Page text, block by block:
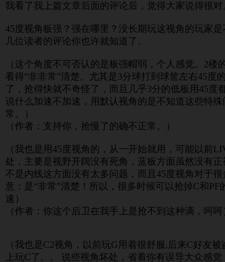
我看了我上篇文章后面的评论后，觉得大家说得很对
45度视角板强？强在哪里？没长期玩这视角的玩家
几位读者的评论你也许就知道了。
（这个角度不可否认的是板强帽弱，个人感觉。2楼
看得“非非常”清楚。尤其是3分球打到球筐左右45度
了，抢得快就不奇怪了，而且几乎3分的低板用45度
说什么加速不加速，用默认视角的是不知道这些特
常。）
（作者：支持你，抢慢了的确不正常。）
（我也是用45度视角的，从一开始就用，可能以前
处，主要是视野开阔没有死角，蓝板方面虽然没有
不是内线这方面没有太多问题，而且45度视角对于
意：是“非常”清楚！所以，很多时候可以抢掉C和PF
速）
（作者：你这个后卫在我手上是抢不到这种滴，呵呵
（我也是C2视角，以前玩G用着很舒服,后来C好友
上玩C了。。 说些视角坏处，省着你有误导大众感